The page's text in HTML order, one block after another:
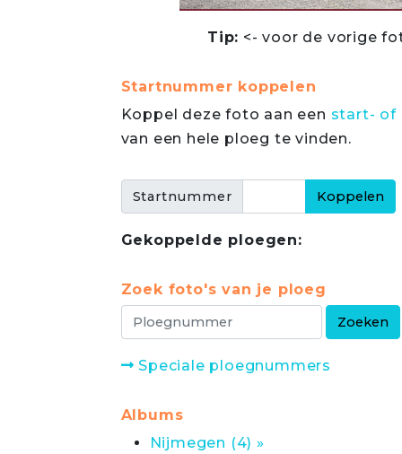
Tip: <- voor de vorige
Startnummer koppelen
Koppel deze foto aan een start- of
van een hele ploeg te vinden.
Startnummer
Gekoppelde ploegen:
Zoek foto's van je ploeg
Speciale ploegnummers
Albums
Nijmegen (4) »